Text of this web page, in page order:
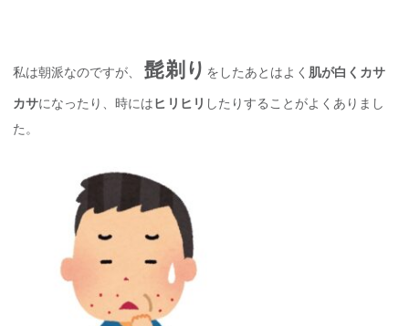
私は朝派なのですが、 髭剃り をしたあとはよく 肌が白くカサ
カサになったり、時にはヒリヒリ したりすることがよくありまし
た。